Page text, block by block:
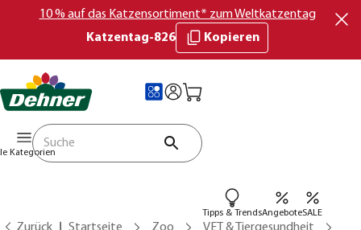
10 % auf das Katzensortiment* zum Weltkatzentag
Katzentag-826
Kopieren
Kategorien
Tipps & TrendsAngeboteSALE